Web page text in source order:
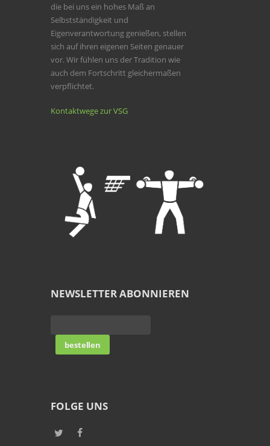
die bei uns ein hohes Maß an
Selbstständigkeit und
Eigenverantwortung genießen, stellen
sich auf ihren eigenen Seiten genauer
vor. Wir fühlen uns der Tradition wie
auch dem Fortschritt gleichermaßen
verpflichtet.
Kontaktwege zur VSG
NEWSLETTER ABONNIEREN
FOLGE UNS